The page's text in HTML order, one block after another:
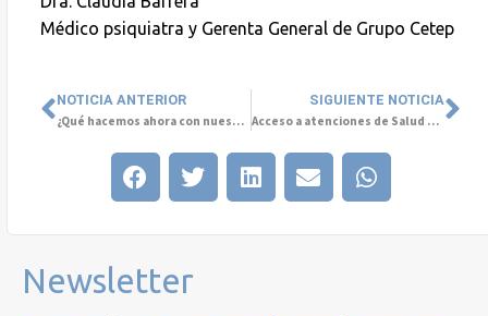
Médico psiquiatra y Gerenta General de Grupo Cetep
NOTICIA ANTERIOR
¿Qué hacemos ahora con nuestra Salud Mental?
SIGUIENTE NOTICIA
Acceso a atenciones de Salud Mental son claves en actual crisis
Newsletter